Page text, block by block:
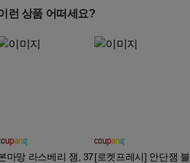
런 상품 어떠세요?
마망 라스베리 잼, 37[로켓프레시] 안단잼 블